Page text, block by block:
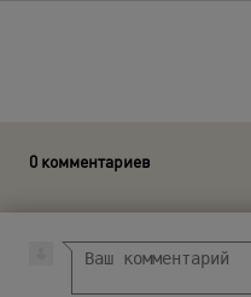
0 комментариев